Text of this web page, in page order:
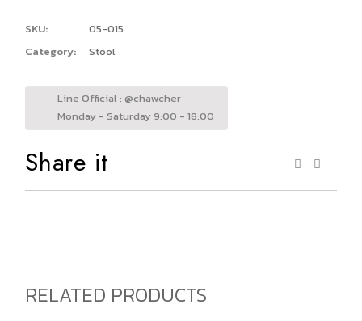
SKU:
05-015
Category:
Stool
Line Official : @chawcher
Monday - Saturday 9:00 - 18:00
Share it
RELATED PRODUCTS